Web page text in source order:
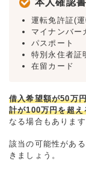
本人確認
運転免許証(
マイナンバー
パスポート
特別永住者証
在留カード
借入希望額が50万
計が100万円を超え
なる場合もあります
該当の可能性があ
きましょう。